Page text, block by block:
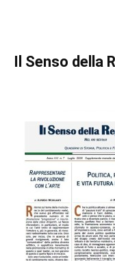
Il Senso della